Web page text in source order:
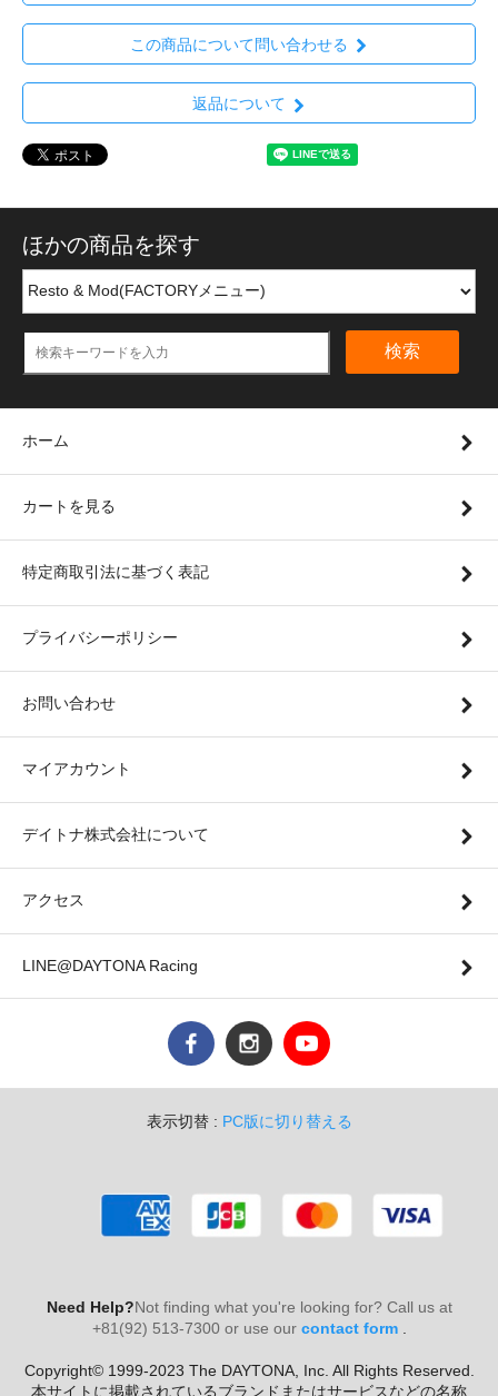
この商品について問い合わせる
返品について
ほかの商品を探す
検索
ホーム
カートを見る
特定商取引法に基づく表記
プライバシーポリシー
お問い合わせ
マイアカウント
デイトナ株式会社について
アクセス
LINE@DAYTONA Racing
表示切替 : PC版に切り替える
Need Help?Not finding what you're looking for? Call us at
+81(92) 513-7300 or use our contact form.
Copyright© 1999-2023 The DAYTONA, Inc. All Rights Reserved.
本サイトに掲載されているブランドまたはサービスなどの名称